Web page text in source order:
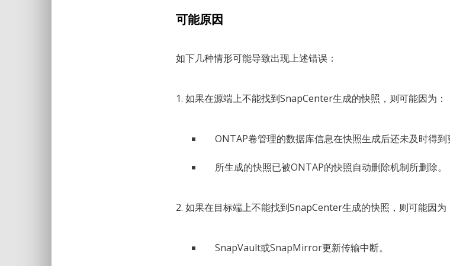
可能原因
如下几种情形可能导致出现上述错误：
1. 如果在源端上不能找到SnapCenter生成的快照，则可能因为：
ONTAP卷管理的数据库信息在快照生成后还未及时得到
所生成的快照已被ONTAP的快照自动删除机制所删除。
2. 如果在目标端上不能找到SnapCenter生成的快照，则可能因为
SnapVault或SnapMirror更新传输中断。